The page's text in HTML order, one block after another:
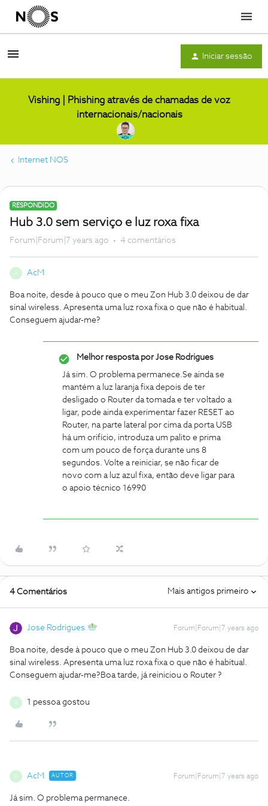
Menu
Iniciar sessão
Vishing | Phishing através de chamadas de voz
internacionais/nacionais
Internet NOS
RESPONDIDO
Hub 3.0 sem serviço e luz roxa fixa
Forum|Forum|7 years ago 4 comentários
A AcM
Boa noite, desde à pouco que o meu Zon Hub 3.0 deixou de dar
sinal wireless. Apresenta uma luz roxa fixa o que não é habitual.
Conseguem ajudar-me?
Melhor resposta porJose Rodrigues
Já sim. O problema permanece.Se ainda se
mantém a luz laranja fixa depois de ter
desligado o Router da tomada e ter voltado a
ligar, pode ainda experimentar fazer RESET ao
Router, na parte lateral por cima da porta USB
há um orifício, introduza um palito e prima
com um pouco de força durante uns 8
segundos. Volte a reiniciar, se não ficar de
novo com a luz azul fixa, então deve ligar para
o apoio técnico 16990
4 Comentários Mais antigos primeiro
Jose Rodrigues Forum|Forum|7 years ago
Boa noite, desde à pouco que o meu Zon Hub 3.0 deixou de dar
sinal wireless. Apresenta uma luz roxa fixa o que não é habitual.
Conseguem ajudar-me? Boa tarde, já reiniciou o Router ?
A 1 pessoa gostou
A AcM AUTOR Forum|Forum|7 years ago
Já sim. O problema permanece.